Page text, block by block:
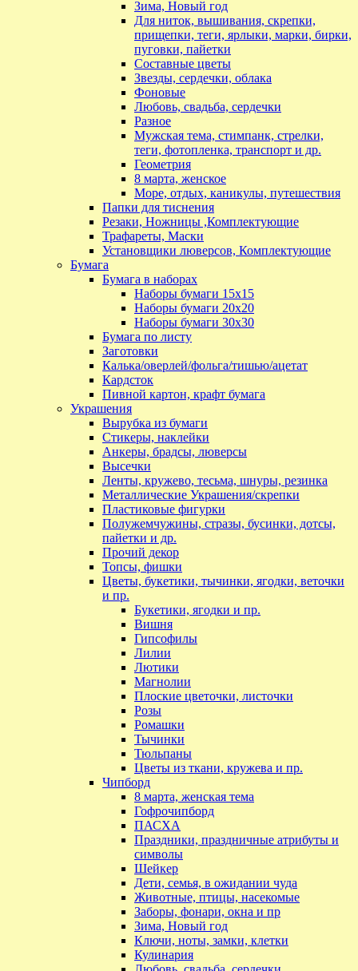
Зима, Новый год
Для ниток, вышивания, скрепки,
прищепки, теги, ярлыки, марки, бирки,
пуговки, пайетки
Составные цветы
Звезды, сердечки, облака
Фоновые
Любовь, свадьба, сердечки
Разное
Мужская тема, стимпанк, стрелки,
теги, фотопленка, транспорт и др.
Геометрия
8 марта, женское
Море, отдых, каникулы, путешествия
Папки для тиснения
Резаки, Ножницы ,Комплектующие
Трафареты, Маски
Установщики люверсов, Комплектующие
Бумага
Бумага в наборах
Наборы бумаги 15х15
Наборы бумаги 20х20
Наборы бумаги 30х30
Бумага по листу
Заготовки
Калька/оверлей/фольга/тишью/ацетат
Кардсток
Пивной картон, крафт бумага
Украшения
Вырубка из бумаги
Стикеры, наклейки
Анкеры, брадсы, люверсы
Высечки
Ленты, кружево, тесьма, шнуры, резинка
Металлические Украшения/скрепки
Пластиковые фигурки
Полужемчужины, стразы, бусинки, дотсы,
пайетки и др.
Прочий декор
Топсы, фишки
Цветы, букетики, тычинки, ягодки, веточки
и пр.
Букетики, ягодки и пр.
Вишня
Гипсофилы
Лилии
Лютики
Магнолии
Плоские цветочки, листочки
Розы
Ромашки
Тычинки
Тюльпаны
Цветы из ткани, кружева и пр.
Чипборд
8 марта, женская тема
Гофрочипборд
ПАСХА
Праздники, праздничные атрибуты и
символы
Шейкер
Дети, семья, в ожидании чуда
Животные, птицы, насекомые
Заборы, фонари, окна и пр
Зима, Новый год
Ключи, ноты, замки, клетки
Кулинария